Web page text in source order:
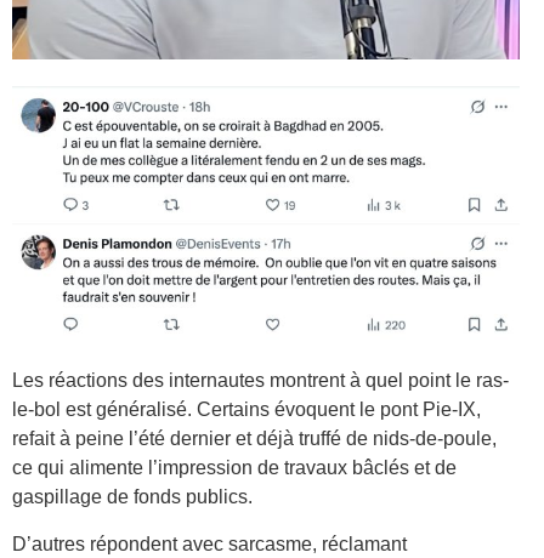
Les réactions des internautes montrent à quel point le ras-
le-bol est généralisé. Certains évoquent le pont Pie-IX,
refait à peine l’été dernier et déjà truffé de nids-de-poule,
ce qui alimente l’impression de travaux bâclés et de
gaspillage de fonds publics.
D’autres répondent avec sarcasme, réclamant